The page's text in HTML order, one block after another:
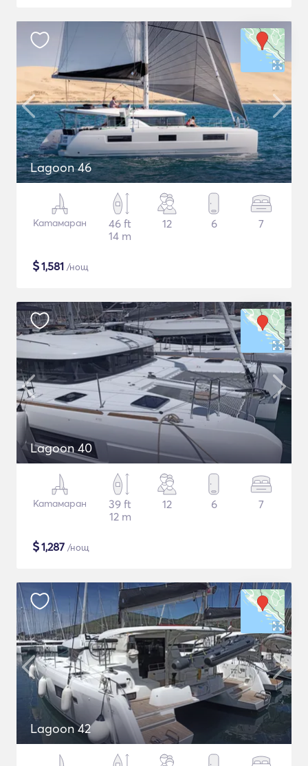
Lagoon 46
Катамаран
46 ft
14 m
12 6 7
$1,581 /нощ
Lagoon 40
Катамаран
39 ft
12 m
12 6 7
$1,287 /нощ
Lagoon 42